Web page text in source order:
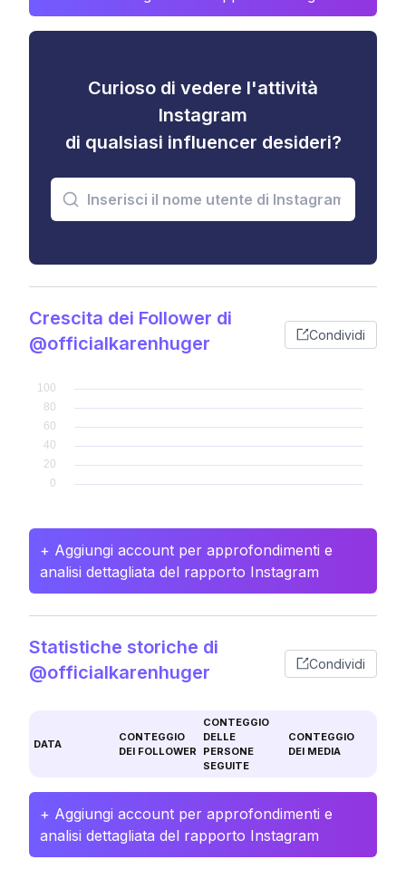
Curioso di vedere l'attività
Instagram
di qualsiasi influencer desideri?
Crescita dei Follower di
@officialkarenhuger
Condividi
+ Aggiungi account per approfondimenti e
analisi dettagliata del rapporto Instagram
Statistiche storiche di
@officialkarenhuger
Condividi
DATA
CONTEGGIO
DEI FOLLOWER
CONTEGGIO
DELLE
PERSONE
SEGUITE
CONTEGGIO
DEI MEDIA
+ Aggiungi account per approfondimenti e
analisi dettagliata del rapporto Instagram